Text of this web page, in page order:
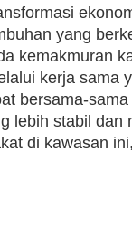
yang
kemakmuran
kerja sama
bersama-
lebih stabil dan
di kawasan